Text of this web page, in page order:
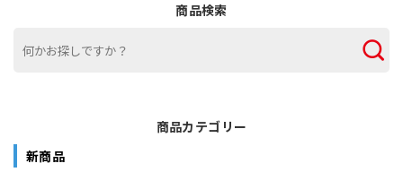
商品検索
商品カテゴリー
新商品